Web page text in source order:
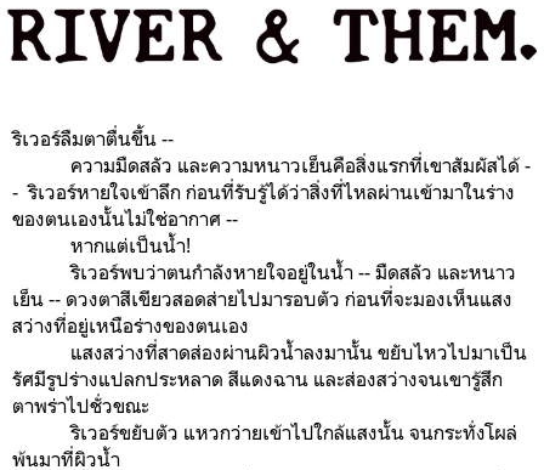
ริเวอร์ลืมตาตื่นขึ้น --
ความมืดสลัว และความหนาวเย็นคือสิ่งแรกที่เขาสัมผัสได้ -
- ริเวอร์หายใจเข้าลึก ก่อนที่รับรู้ได้ว่าสิ่งที่ไหลผ่านเข้ามาในร่าง
ของตนเองนั้นไม่ใช่อากาศ --
หากแต่เป็นน้ำ!
ริเวอร์พบว่าตนกำลังหายใจอยู่ในน้ำ -- มืดสลัว และหนาว
เย็น -- ดวงตาสีเขียวสอดส่ายไปมารอบตัว ก่อนที่จะมองเห็นแสง
สว่างที่อยู่เหนือร่างของตนเอง
แสงสว่างที่สาดส่องผ่านผิวน้ำลงมานั้น ขยับไหวไปมาเป็น
รัศมีรูปร่างแปลกประหลาด สีแดงฉาน และส่องสว่างจนเขารู้สึก
ตาพร่าไปชั่วขณะ
ริเวอร์ขยับตัว แหวกว่ายเข้าไปใกล้แสงนั้น จนกระทั่งโผล่
พ้นมาที่ผิวน้ำ